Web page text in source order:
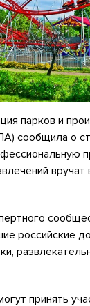
парков и
сообщила о
вручат
российские
принять